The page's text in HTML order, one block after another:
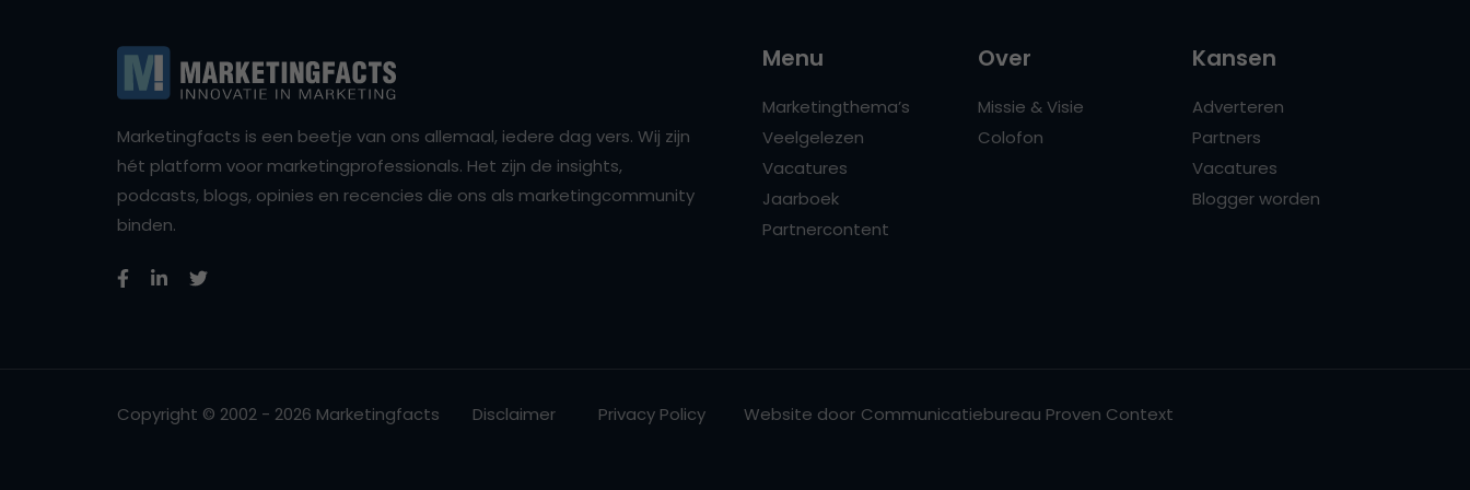
Marketingfacts is een beetje van ons allemaal, iedere dag vers. Wij zijn
hét platform voor marketingprofessionals. Het zijn de insights,
podcasts, blogs, opinies en recencies die ons als marketingcommunity
binden.
Menu
Marketingthema’s
Veelgelezen
Vacatures
Jaarboek
Partnercontent
Over
Missie & Visie
Colofon
Kansen
Adverteren
Partners
Vacatures
Blogger worden
Copyright © 2002 - 2026 Marketingfacts Disclaimer Privacy Policy Website door Communicatiebureau Proven Context